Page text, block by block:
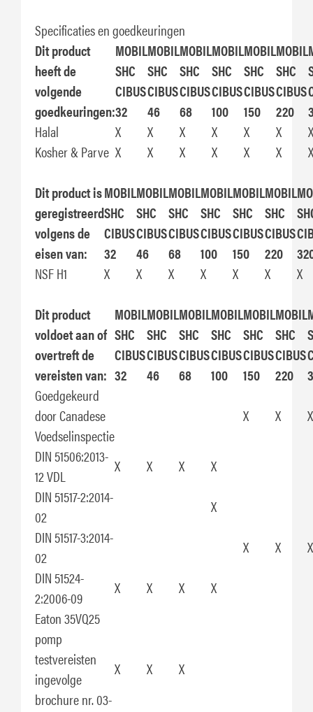
Specificaties en goedkeuringen
Dit product
heeft de
volgende
goedkeuringen:
MOBIL
SHC
CIBUS
32
MOBIL
SHC
CIBUS
46
MOBIL
SHC
CIBUS
68
MOBIL
SHC
CIBUS
100
MOBIL
SHC
CIBUS
150
MOBIL
SHC
CIBUS
220
Halal
X X X X X X
X
Kosher & Parve X X X X X X
X
Dit product is
geregistreerd
volgens de
eisen van:
MOBIL
SHC
CIBUS
32
MOBIL
SHC
CIBUS
46
MOBIL
SHC
CIBUS
68
MOBIL
SHC
CIBUS
100
MOBIL
SHC
CIBUS
150
MOBIL
SHC
CIBUS
220
NSF H1
X X X X X X
X
Dit product
voldoet aan of
overtreft de
vereisten van:
MOBIL
SHC
CIBUS
32
MOBIL
SHC
CIBUS
46
MOBIL
SHC
CIBUS
68
MOBIL
SHC
CIBUS
100
MOBIL
SHC
CIBUS
150
MOBIL
SHC
CIBUS
220
Goedgekeurd
door Canadese
Voedselinspectie
X X
X
DIN 51506:2013-
12 VDL
X X X
X
DIN 51517-2:2014-
02
X
DIN 51517-3:2014-
02
X X
X
DIN 51524-
2:2006-09
X X X
X
Eaton 35VQ25
pomp
testvereisten
ingevolge
brochure nr. 03-
X X X